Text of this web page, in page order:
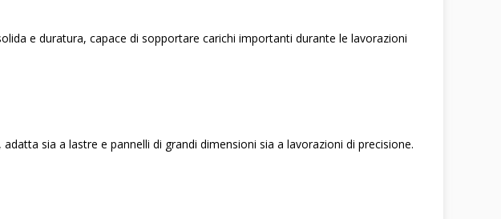
e duratura, capace di sopportare carichi importanti durante le lavorazioni
sia a lastre e pannelli di grandi dimensioni sia a lavorazioni di precisione.